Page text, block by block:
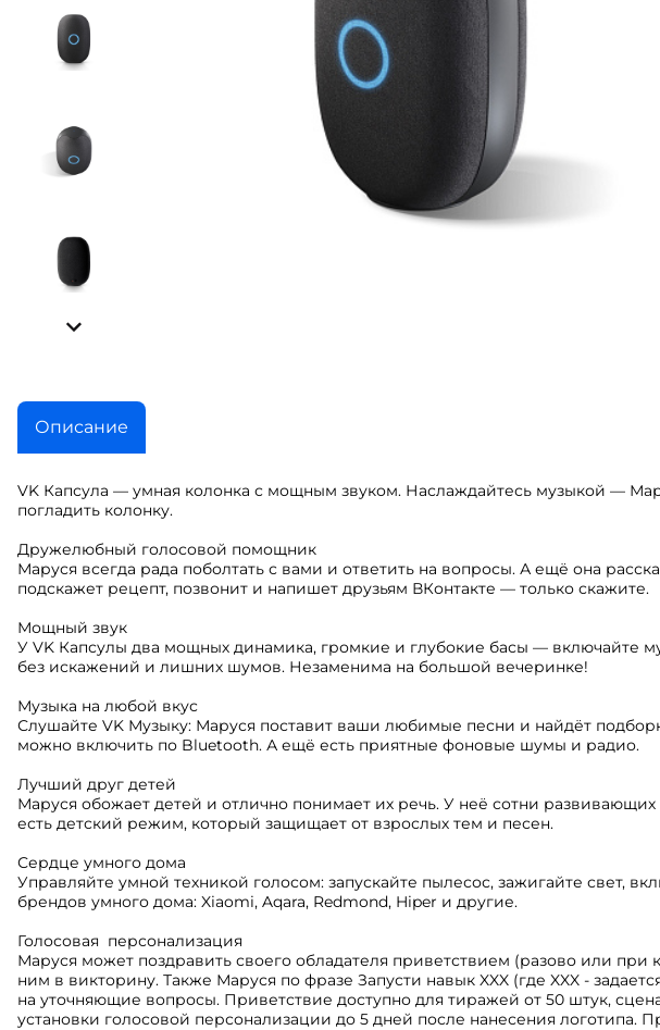
Описание
VK Капсула — умная колонка с мощным звуком. Наслаждайтесь музыкой —
погладить колонку.
Дружелюбный голосовой помощник
Маруся всегда рада поболтать с вами и ответить на вопросы. А ещё она
подскажет рецепт, позвонит и напишет друзьям ВКонтакте — только скажите.
Мощный звук
У VK Капсулы два мощных динамика, громкие и глубокие басы — включайте
без искажений и лишних шумов. Незаменима на большой вечеринке!
Музыка на любой вкус
Слушайте VK Музыку: Маруся поставит ваши любимые песни и найдёт
можно включить по Bluetooth. А ещё есть приятные фоновые шумы и радио.
Лучший друг детей
Маруся обожает детей и отлично понимает их речь. У неё сотни развивающих
есть детский режим, который защищает от взрослых тем и песен.
Сердце умного дома
Управляйте умной техникой голосом: запускайте пылесос, зажигайте свет,
брендов умного дома: Xiaomi, Aqara, Redmond, Hiper и другие.
Голосовая персонализация
Маруся может поздравить своего обладателя приветствием (разово или
ним в викторину. Также Маруся по фразе Запусти навык XXX (где XXX -
на уточняющие вопросы. Приветствие доступно для тиражей от 50 штук,
установки голосовой персонализации до 5 дней после нанесения логотипа.